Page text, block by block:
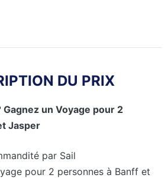
DU PRIX
un Voyage pour 2
Jasper
par Sail
pour 2 personnes à Banff et